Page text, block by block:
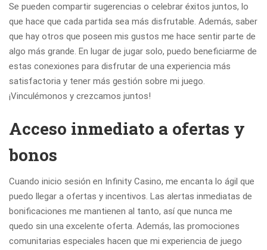
Se pueden compartir sugerencias o celebrar éxitos juntos, lo
que hace que cada partida sea más disfrutable. Además, saber
que hay otros que poseen mis gustos me hace sentir parte de
algo más grande. En lugar de jugar solo, puedo beneficiarme de
estas conexiones para disfrutar de una experiencia más
satisfactoria y tener más gestión sobre mi juego.
¡Vinculémonos y crezcamos juntos!
Acceso inmediato a ofertas y
bonos
Cuando inicio sesión en Infinity Casino, me encanta lo ágil que
puedo llegar a ofertas y incentivos. Las alertas inmediatas de
bonificaciones me mantienen al tanto, así que nunca me
quedo sin una excelente oferta. Además, las promociones
comunitarias especiales hacen que mi experiencia de juego